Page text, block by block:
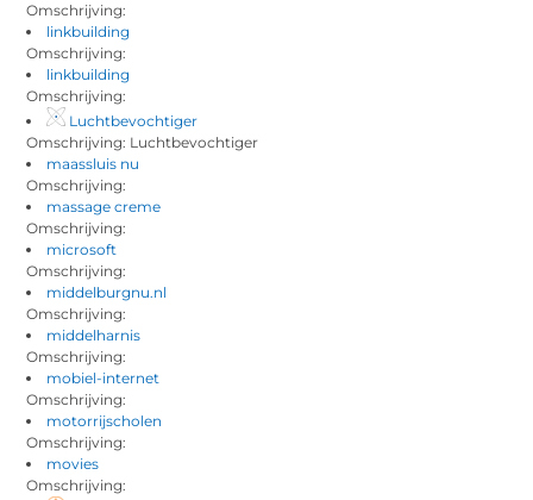
Omschrijving:
linkbuilding
Omschrijving:
linkbuilding
Omschrijving:
Luchtbevochtiger
Omschrijving: Luchtbevochtiger
maassluis nu
Omschrijving:
massage creme
Omschrijving:
microsoft
Omschrijving:
middelburgnu.nl
Omschrijving:
middelharnis
Omschrijving:
mobiel-internet
Omschrijving:
motorrijscholen
Omschrijving:
movies
Omschrijving: